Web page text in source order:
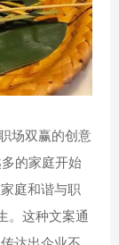
场双赢的创意
的家庭开始
庭和谐与职
。这种文案通